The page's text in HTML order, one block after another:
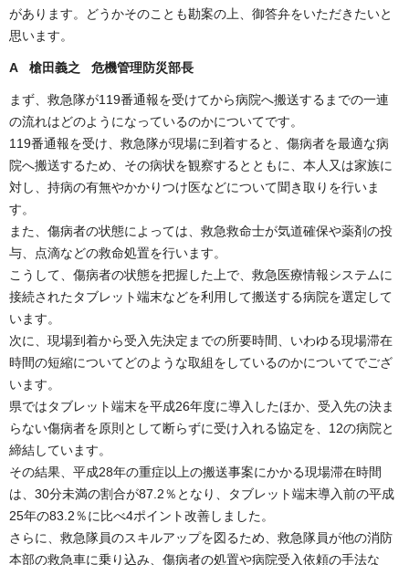
があります。どうかそのことも勘案の上、御答弁をいただきたいと
思います。
A 槍田義之 危機管理防災部長
まず、救急隊が119番通報を受けてから病院へ搬送するまでの一連
の流れはどのようになっているのかについてです。
119番通報を受け、救急隊が現場に到着すると、傷病者を最適な病
院へ搬送するため、その病状を観察するとともに、本人又は家族に
対し、持病の有無やかかりつけ医などについて聞き取りを行いま
す。
また、傷病者の状態によっては、救急救命士が気道確保や薬剤の投
与、点滴などの救命処置を行います。
こうして、傷病者の状態を把握した上で、救急医療情報システムに
接続されたタブレット端末などを利用して搬送する病院を選定して
います。
次に、現場到着から受入先決定までの所要時間、いわゆる現場滞在
時間の短縮についてどのような取組をしているのかについてでござ
います。
県ではタブレット端末を平成26年度に導入したほか、受入先の決ま
らない傷病者を原則として断らずに受け入れる協定を、12の病院と
締結しています。
その結果、平成28年の重症以上の搬送事案にかかる現場滞在時間
は、30分未満の割合が87.2％となり、タブレット端末導入前の平成
25年の83.2％に比べ4ポイント改善しました。
さらに、救急隊員のスキルアップを図るため、救急隊員が他の消防
本部の救急車に乗り込み、傷病者の処置や病院受入依頼の手法な